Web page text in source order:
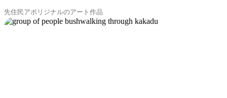
先住民アボリジナルのアート作品